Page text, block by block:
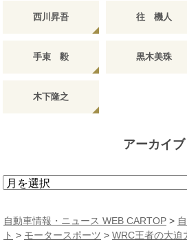
西川昇吾 往 機人
手束 毅 黒木美珠
木下隆之
アーカイブ
ア
カ
イ
自動車情報・ニュース WEB CARTOP >
ト > モータースポーツ > WRC王者の大迫